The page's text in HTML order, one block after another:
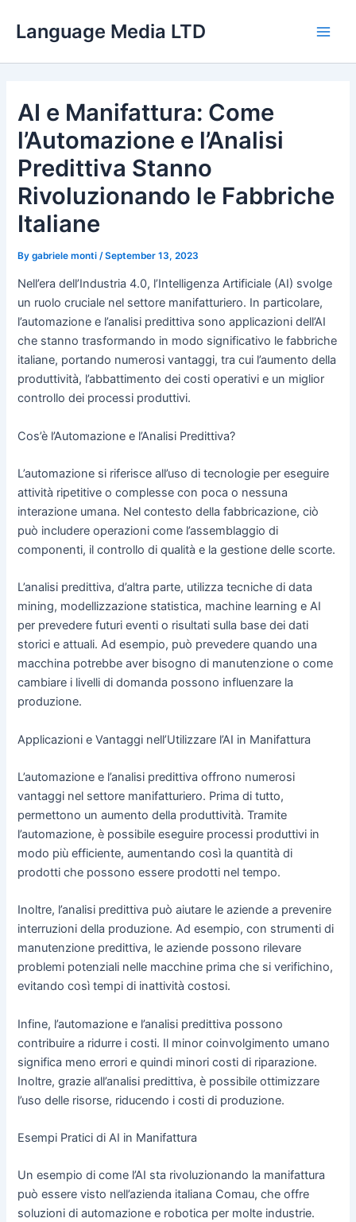
Language Media LTD
AI e Manifattura: Come
l’Automazione e l’Analisi
Predittiva Stanno
Rivoluzionando le Fabbriche
Italiane
Bygabriele monti /September 13, 2023
Nell’era dell’Industria 4.0, l’Intelligenza Artificiale (AI) svolge
un ruolo cruciale nel settore manifatturiero. In particolare,
l’automazione e l’analisi predittiva sono applicazioni dell’AI
che stanno trasformando in modo significativo le fabbriche
italiane, portando numerosi vantaggi, tra cui l’aumento della
produttività, l’abbattimento dei costi operativi e un miglior
controllo dei processi produttivi.
Cos’è l’Automazione e l’Analisi Predittiva?
L’automazione si riferisce all’uso di tecnologie per eseguire
attività ripetitive o complesse con poca o nessuna
interazione umana. Nel contesto della fabbricazione, ciò
può includere operazioni come l’assemblaggio di
componenti, il controllo di qualità e la gestione delle scorte.
L’analisi predittiva, d’altra parte, utilizza tecniche di data
mining, modellizzazione statistica, machine learning e AI
per prevedere futuri eventi o risultati sulla base dei dati
storici e attuali. Ad esempio, può prevedere quando una
macchina potrebbe aver bisogno di manutenzione o come
cambiare i livelli di domanda possono influenzare la
produzione.
Applicazioni e Vantaggi nell’Utilizzare l’AI in Manifattura
L’automazione e l’analisi predittiva offrono numerosi
vantaggi nel settore manifatturiero. Prima di tutto,
permettono un aumento della produttività. Tramite
l’automazione, è possibile eseguire processi produttivi in
modo più efficiente, aumentando così la quantità di
prodotti che possono essere prodotti nel tempo.
Inoltre, l’analisi predittiva può aiutare le aziende a prevenire
interruzioni della produzione. Ad esempio, con strumenti di
manutenzione predittiva, le aziende possono rilevare
problemi potenziali nelle macchine prima che si verifichino,
evitando così tempi di inattività costosi.
Infine, l’automazione e l’analisi predittiva possono
contribuire a ridurre i costi. Il minor coinvolgimento umano
significa meno errori e quindi minori costi di riparazione.
Inoltre, grazie all’analisi predittiva, è possibile ottimizzare
l’uso delle risorse, riducendo i costi di produzione.
Esempi Pratici di AI in Manifattura
Un esempio di come l’AI sta rivoluzionando la manifattura
può essere visto nell’azienda italiana Comau, che offre
soluzioni di automazione e robotica per molte industrie.